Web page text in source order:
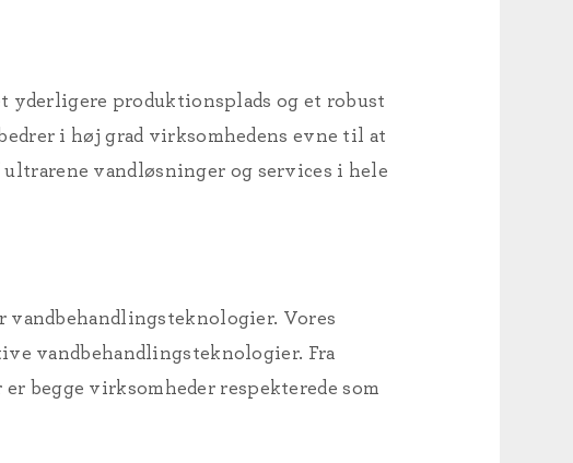
yderligere produktionsplads og et robust
i høj grad virksomhedens evne til at
vandløsninger og services i hele
vandbehandlingsteknologier. Vores
vandbehandlingsteknologier. Fra
begge virksomheder respekterede som